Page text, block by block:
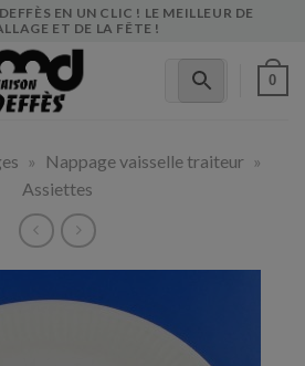
EN UN CLIC ! LE MEILLEUR DE
ET DE LA FÊTE !
0
» Nappage vaisselle traiteur »
Assiettes